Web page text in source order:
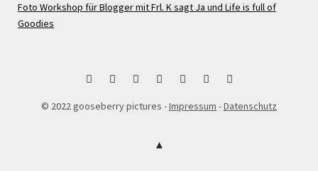
Foto Workshop für Blogger mit Frl. K sagt Ja und Life is full of
Goodies
bloglovinInstagramFacebookGooglePinterestTwitterRSS
© 2022 gooseberry pictures -Impressum -Datenschutz